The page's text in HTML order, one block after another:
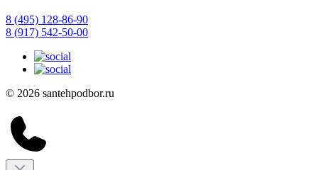
8 (495) 128-86-90
8 (917) 542-50-00
© 2026 santehpodbor.ru